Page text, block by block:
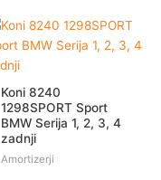
Koni 8240
1298SPORT Sport
BMW Serija 1, 2, 3, 4
zadnji
Amortizerji